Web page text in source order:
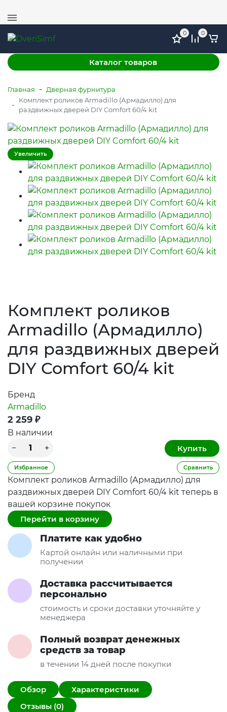
0 0
Каталог товаров
Главная - Дверная фурнитура
-
Комплект роликов Armadillo (Армадилло) для
раздвижных дверей DIY Comfort 60/4 kit
Увеличить
Комплект роликов
Armadillo (Армадилло)
для раздвижных дверей
DIY Comfort 60/4 kit
Бренд
Armadillo
2 259 ₽
В наличии
Избранное Сравнить
Комплект роликов Armadillo (Армадилло) для
раздвижных дверей DIY Comfort 60/4 kit теперь в
вашей корзине покупок
Перейти в корзину
Платите как удобно
Картой онлайн или наличными при
получении
Доставка рассчитывается
персонально
стоимость и сроки доставки уточняйте у
менеджера
Полный возврат денежных
средств за товар
в течении 14 дней после покупки
Обзор
Характеристики
Отзывы (0)